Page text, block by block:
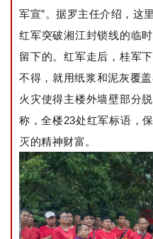
军宣”。据罗主任介绍，这
红军突破湘江封锁线的临
留下的。红军走后，桂军
不得，就用纸浆和泥灰覆
火灾使得主楼外墙壁部分
称，全楼23处红军标语，
灭的精神财富。